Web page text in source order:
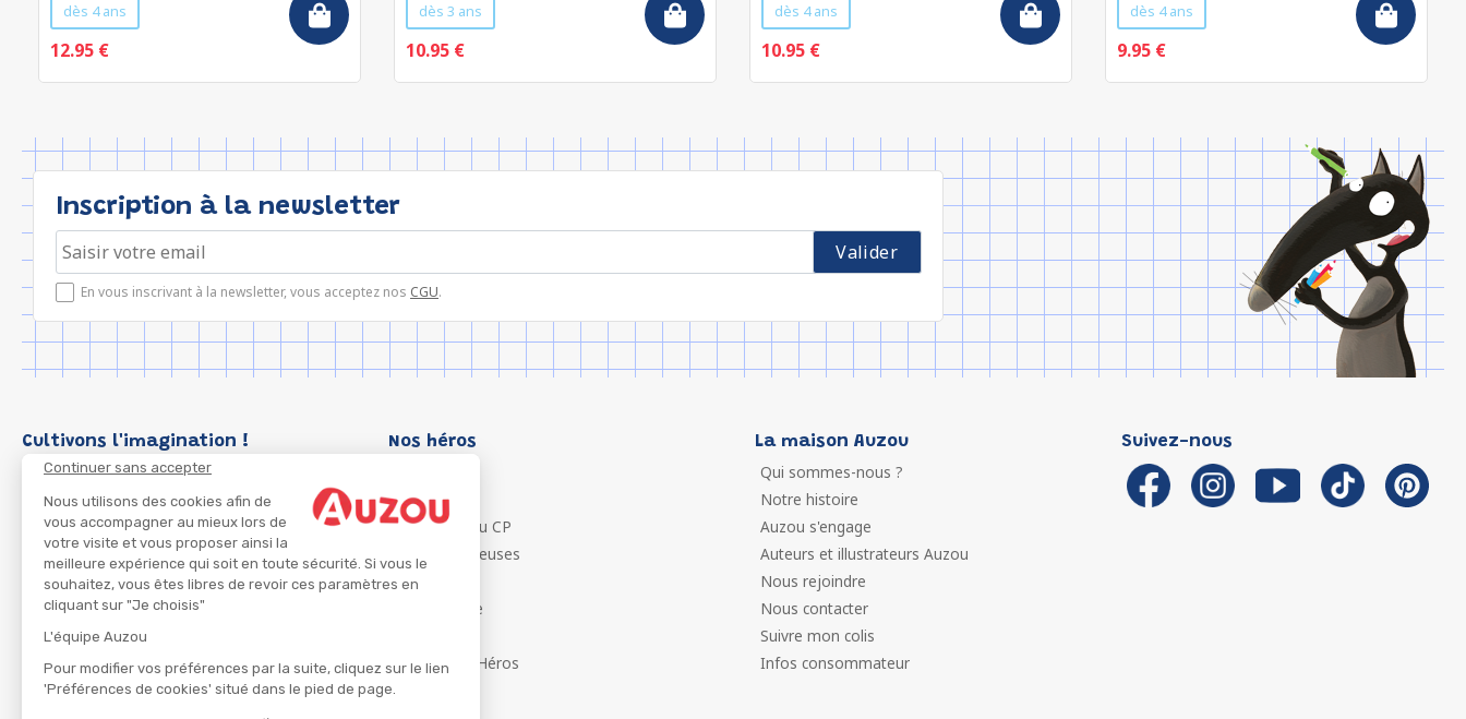
Continuer sans accepter
Nous utilisons des cookies afin de
vous accompagner au mieux lors de
votre visite et vous proposer ainsi la
meilleure expérience qui soit en toute sécurité. Si vous le
souhaitez, vous êtes libres de revoir ces paramètres en
cliquant sur "Je choisis"
L'équipe Auzou
Pour modifier vos préférences par la suite, cliquez sur le lien
'Préférences de cookies' situé dans le pied de page.
dès 4 ans
12.95 €
dès 3 ans
10.95 €
dès 4 ans
10.95 €
dès 4 ans
9.95 €
Inscription à la newsletter
En vous inscrivant à la newsletter, vous acceptez nos CGU.
Cultivons l'imagination ! Nos héros
P'tit Loup
Les Héros du CP
Les Influenceuses
Migali
Petite Taupe
Ma Boîte à Héros
La maison Auzou
Qui sommes-nous ?
Notre histoire
Auzou s'engage
Auteurs et illustrateurs Auzou
Nous rejoindre
Nous contacter
Suivre mon colis
Infos consommateur
Suivez-nous